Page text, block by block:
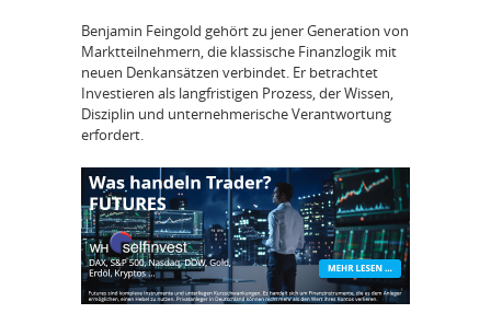
Benjamin Feingold gehört zu jener Generation von
Marktteilnehmern, die klassische Finanzlogik mit
neuen Denkansätzen verbindet. Er betrachtet
Investieren als langfristigen Prozess, der Wissen,
Disziplin und unternehmerische Verantwortung
erfordert.